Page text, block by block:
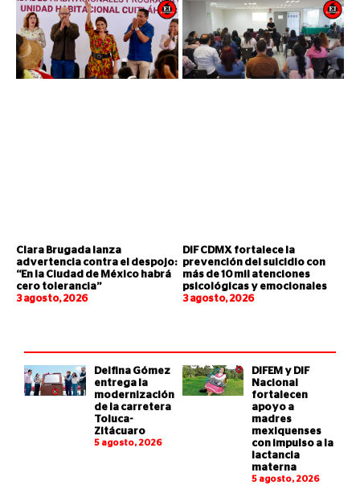
Clara Brugada lanza
advertencia contra el despojo:
“En la Ciudad de México habrá
cero tolerancia”
3 agosto, 2026
DIF CDMX fortalece la
prevención del suicidio con
más de 10 mil atenciones
psicológicas y emocionales
3 agosto, 2026
Delfina Gómez
entrega la
modernización
de la carretera
Toluca-
Zitácuaro
5 agosto, 2026
DIFEM y DIF
Nacional
fortalecen
apoyo a
madres
mexiquenses
con impulso a la
lactancia
materna
5 agosto, 2026